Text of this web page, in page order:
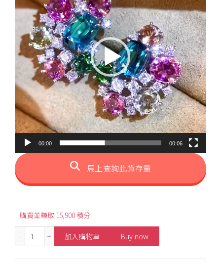
器
00:00 00:06
馬上查詢此貨存量
購買並賺取 15,900 積分!
5.90ct Luxury Lagoon Tourmaline Diamond Earrings 數
加入購物車 Buy now